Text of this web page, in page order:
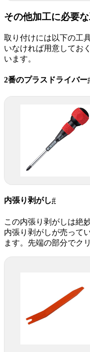
その他加工に必要
取り付けには以下の工
いなければ用意してお
います。
2番のプラスドライバー
内張り剥がし#
この内張り剥がしは絶
内張り剥がしが売って
ます。先端の部分でク